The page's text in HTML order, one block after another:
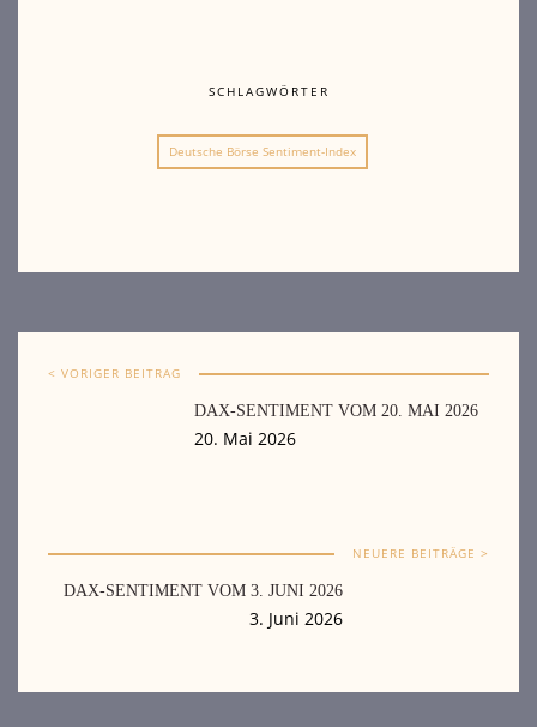
SCHLAGWÖRTER
Deutsche Börse Sentiment-Index
< VORIGER BEITRAG
DAX-SENTIMENT VOM 20. MAI 2026
20. Mai 2026
NEUERE BEITRÄGE >
DAX-SENTIMENT VOM 3. JUNI 2026
3. Juni 2026